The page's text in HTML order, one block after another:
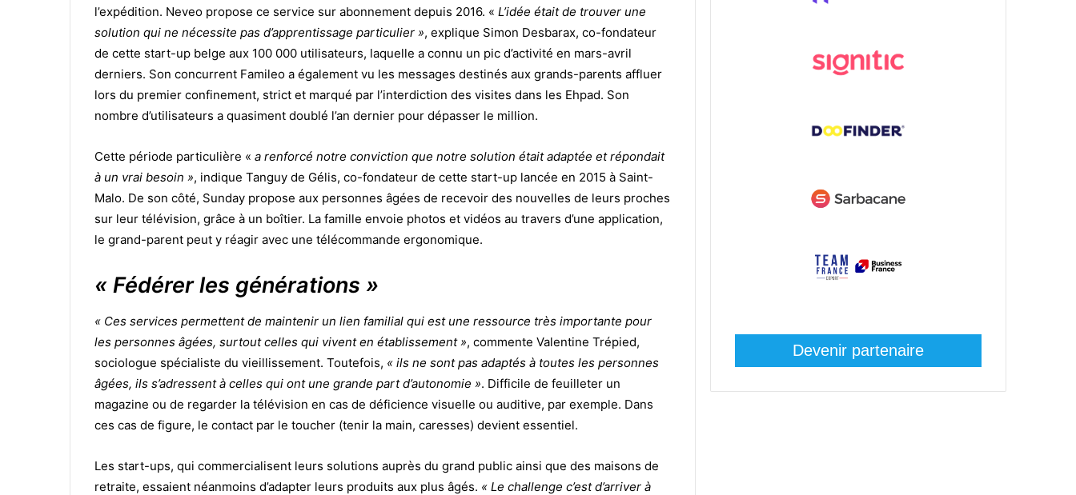
l’expédition. Neveo propose ce service sur abonnement depuis 2016. « L’idée était de trouver une
solution qui ne nécessite pas d’apprentissage particulier », explique Simon Desbarax, co-fondateur
de cette start-up belge aux 100 000 utilisateurs, laquelle a connu un pic d’activité en mars-avril
derniers. Son concurrent Famileo a également vu les messages destinés aux grands-parents affluer
lors du premier confinement, strict et marqué par l’interdiction des visites dans les Ehpad. Son
nombre d’utilisateurs a quasiment doublé l’an dernier pour dépasser le million.
Cette période particulière « a renforcé notre conviction que notre solution était adaptée et répondait
à un vrai besoin », indique Tanguy de Gélis, co-fondateur de cette start-up lancée en 2015 à Saint-
Malo. De son côté, Sunday propose aux personnes âgées de recevoir des nouvelles de leurs proches
sur leur télévision, grâce à un boîtier. La famille envoie photos et vidéos au travers d’une application,
le grand-parent peut y réagir avec une télécommande ergonomique.
« Fédérer les générations »
« Ces services permettent de maintenir un lien familial qui est une ressource très importante pour
les personnes âgées, surtout celles qui vivent en établissement », commente Valentine Trépied,
sociologue spécialiste du vieillissement. Toutefois, « ils ne sont pas adaptés à toutes les personnes
âgées, ils s’adressent à celles qui ont une grande part d’autonomie ». Difficile de feuilleter un
magazine ou de regarder la télévision en cas de déficience visuelle ou auditive, par exemple. Dans
ces cas de figure, le contact par le toucher (tenir la main, caresses) devient essentiel.
Les start-ups, qui commercialisent leurs solutions auprès du grand public ainsi que des maisons de
retraite, essaient néanmoins d’adapter leurs produits aux plus âgés. « Le challenge c’est d’arriver à
Devenir partenaire